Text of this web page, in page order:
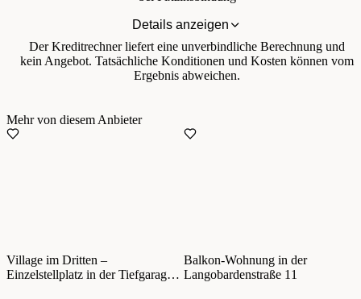
Details anzeigen
Der Kreditrechner liefert eine unverbindliche Berechnung und
kein Angebot. Tatsächliche Konditionen und Kosten können vom
Ergebnis abweichen.
Mehr von diesem Anbieter
Village im Dritten –
Einzelstellplatz in der Tiefgarage –
Balkon-Wohnung in der
Langobardenstraße 11